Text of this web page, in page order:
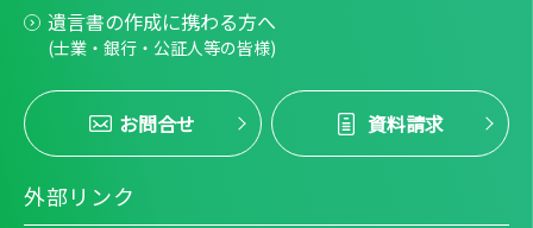
遺言書の作成に携わる方へ
(士業・銀行・公証人等の皆様)
お問合せ 資料請求
外部リンク